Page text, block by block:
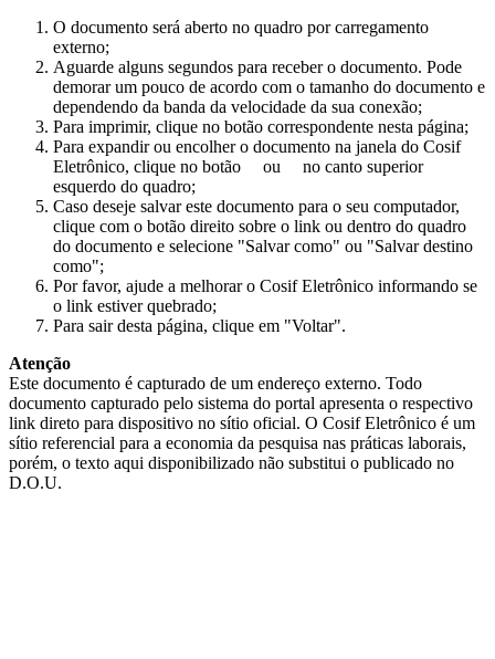
O documento será aberto no quadro por carregamento
externo;
Aguarde alguns segundos para receber o documento. Pode
demorar um pouco de acordo com o tamanho do documento e
dependendo da banda da velocidade da sua conexão;
Para imprimir, clique no botão correspondente nesta página;
Para expandir ou encolher o documento na janela do Cosif
Eletrônico, clique no botão
ou
no canto superior
esquerdo do quadro;
Caso deseje salvar este documento para o seu computador,
clique com o botão direito sobre o link ou dentro do quadro
do documento e selecione "Salvar como" ou "Salvar destino
como";
Por favor, ajude a melhorar o Cosif Eletrônico informando se
o link estiver quebrado;
Para sair desta página, clique em "Voltar".
Atenção
Este documento é capturado de um endereço externo. Todo
documento capturado pelo sistema do portal apresenta o respectivo
link direto para dispositivo no sítio oficial. O Cosif Eletrônico é um
sítio referencial para a economia da pesquisa nas práticas laborais,
porém, o texto aqui disponibilizado não substitui o publicado no
D.O.U.